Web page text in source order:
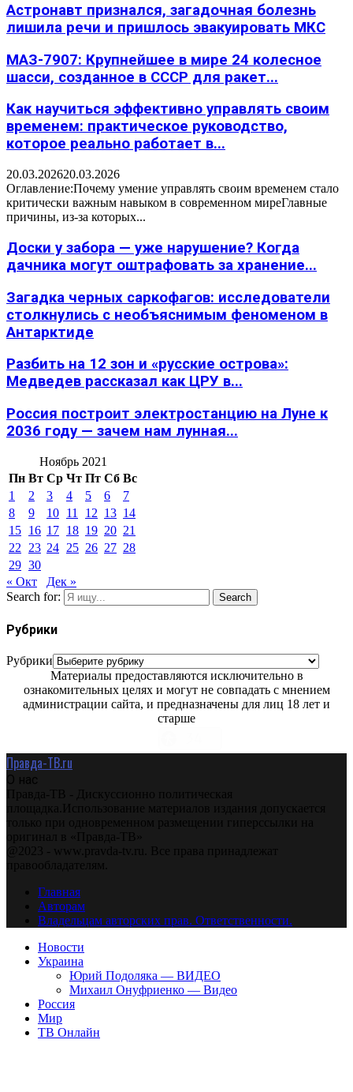
Астронавт признался, загадочная болезнь
лишила речи и пришлось эвакуировать МКС
МАЗ-7907: Крупнейшее в мире 24 колесное
шасси, созданное в СССР для ракет...
Как научиться эффективно управлять своим
временем: практическое руководство,
которое реально работает в...
20.03.202620.03.2026
Оглавление:Почему умение управлять своим временем стало
критически важным навыком в современном миреГлавные
причины, из-за которых...
Доски у забора — уже нарушение? Когда
дачника могут оштрафовать за хранение...
Загадка черных саркофагов: исследователи
столкнулись с необъяснимым феноменом в
Антарктиде
Разбить на 12 зон и «русские острова»:
Медведев рассказал как ЦРУ в...
Россия построит электростанцию на Луне к
2036 году — зачем нам лунная...
Ноябрь 2021
Пн Вт Ср Чт Пт Сб Вс
1
2 3 4 5 6
7
8
9 10 11 12 13 14
15 16 17 18 19 20 21
22
23 24 25 26 27 28
29 30
« Окт
Дек »
Search for:
Search
Рубрики
Рубрики
Материалы предоставляются исключительно в
ознакомительных целях и могут не совпадать с мнением
администрации сайта, и предназначены для лиц 18 лет и
старше
Правда-ТВ.ru
О нас
Правда-ТВ - Дискуссионно политическая
площадка.Использование материалов издания допускается
только при одновременном размещении гиперссылки на
оригинал в «Правда-ТВ»
@2023 - www.pravda-tv.ru. Все права принадлежат
правообладателям.
Главная
Авторам
Владельцам авторских прав. Ответственности.
Новости
Украина
Юрий Подоляка — ВИДЕО
Михаил Онуфриенко — Видео
Россия
Мир
ТВ Онлайн